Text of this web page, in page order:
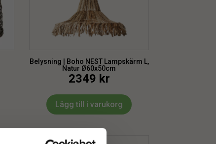
Belysning | Boho NEST Lampskärm L,
Natur Ø60x50cm
2349 kr
Lägg till i varukorg